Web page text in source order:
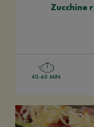
Zucchine
40-60 MIN